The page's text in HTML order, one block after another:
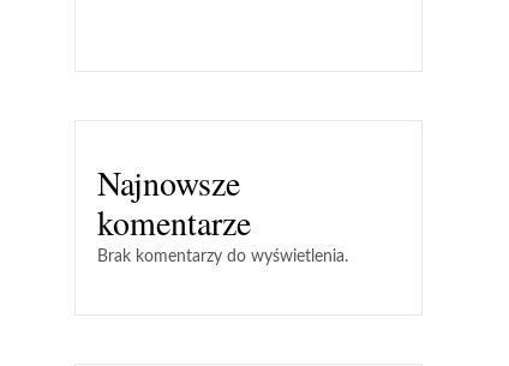
Najnowsze
komentarze
Brak komentarzy do wyświetlenia.